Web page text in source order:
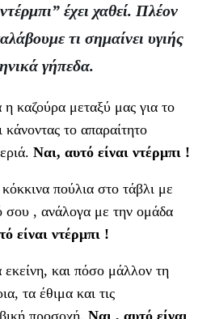
έχει χαθεί. Πλέον
τι σημαίνει υγιής
γήπεδα.
καζούρα μεταξύ μας για το
κάνοντας το απαραίτητο
Ναι, αυτό είναι ντέρμπι !
πούλια στο τάβλι με
σου , ανάλογα με την ομάδα
είναι ντέρμπι !
και πόσο μάλλον τη
τα έθιμα και τις
προσοχή. Ναι , αυτό είναι